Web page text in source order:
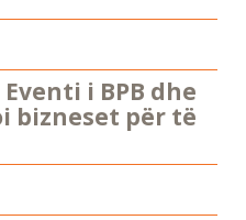
i BPB dhe
bizneset për të